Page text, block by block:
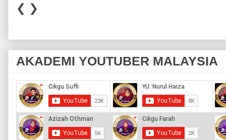
❮ ❯
AKADEMI YOUTUBER MALAYSIA